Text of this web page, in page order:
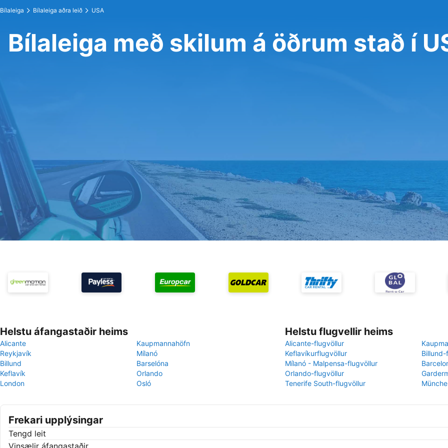
Bílaleiga Bílaleiga aðra leið USA
Bílaleiga með skilum á öðrum stað í
Helstu áfangastaðir heims
Alicante
Kaupmannahöfn
Reykjavík
Mílanó
Billund
Barselóna
Keflavík
Orlando
London
Osló
Helstu flugvellir heims
Alicante-flugvöllur
Keflavíkurflugvöllur
Mílanó - Malpensa-flugvöllur
Orlando-flugvöllur
Tenerife South-flugvöllur
Frekari upplýsingar
Tengd leit
Vinsælir áfangastaðir